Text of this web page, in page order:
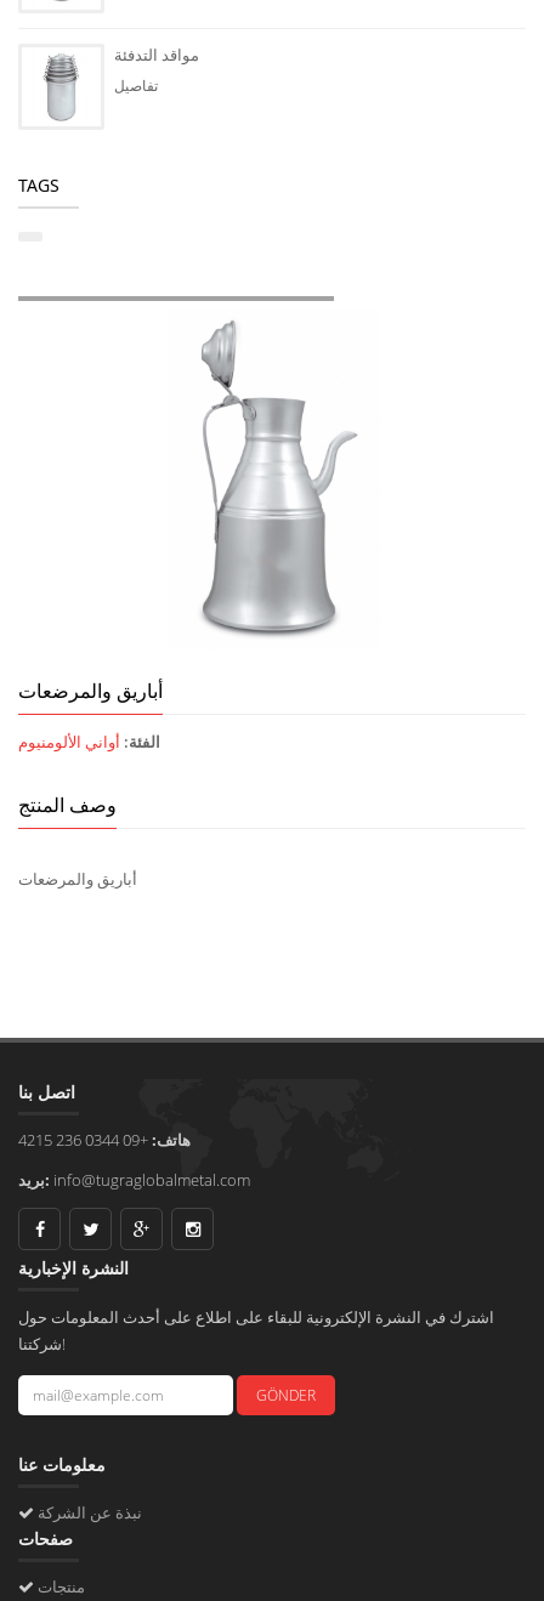
مواقد التدفئة
تفاصيل
TAGS
أباريق والمرضعات
الفئة: أواني الألومنيوم
وصف المنتج
أباريق والمرضعات
اتصل بنا
هاتف:+09 0344 236 4215
بريد: info@tugraglobalmetal.com
النشرة الإخبارية
اشترك في النشرة الإلكترونية للبقاء على اطلاع على أحدث المعلومات حول
شركتنا!
معلومات عنا
نبذة عن الشركة
صفحات
منتجات